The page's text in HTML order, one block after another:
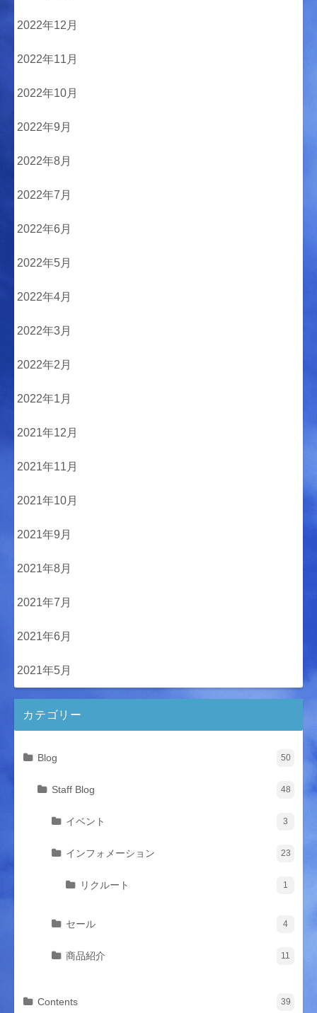
2022年12月
2022年11月
2022年10月
2022年9月
2022年8月
2022年7月
2022年6月
2022年5月
2022年4月
2022年3月
2022年2月
2022年1月
2021年12月
2021年11月
2021年10月
2021年9月
2021年8月
2021年7月
2021年6月
2021年5月
カテゴリー
Blog 50
Staff Blog 48
イベント 3
インフォメーション 23
リクルート 1
セール 4
商品紹介 11
Contents 39